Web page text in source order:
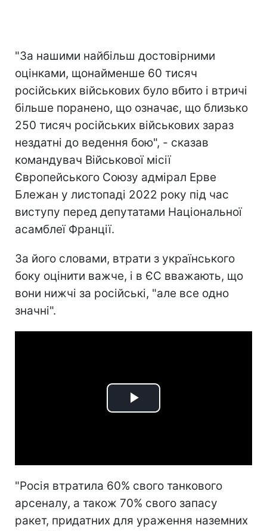
"За нашими найбільш достовірними
оцінками, щонайменше 60 тисяч
російських військових було вбито і втричі
більше поранено, що означає, що близько
250 тисяч російських військових зараз
нездатні до ведення бою", - сказав
командувач Військової місії
Європейського Союзу адмірал Ерве
Блежан у листопаді 2022 року під час
виступу перед депутатами Національної
асамблеї Франції.
За його словами, втрати з українського
боку оцінити важче, і в ЄС вважають, що
вони нижчі за російські, "але все одно
значні".
Play
"Росія втратила 60% свого танкового
арсеналу, а також 70% свого запасу
ракет, придатних для ураження наземних